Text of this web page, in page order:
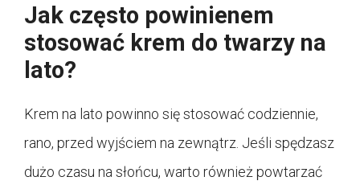
Jak często powinienem
stosować krem do twarzy na
lato?
Krem na lato powinno się stosować codziennie,
rano, przed wyjściem na zewnątrz. Jeśli spędzasz
dużo czasu na słońcu, warto również powtarzać